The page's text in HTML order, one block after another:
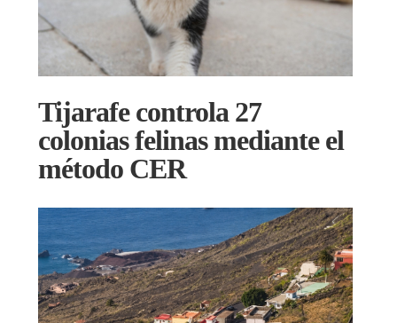
Tijarafe controla 27
colonias felinas mediante el
método CER